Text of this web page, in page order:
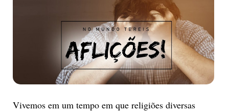
Vivemos em um tempo em que religiões diversas